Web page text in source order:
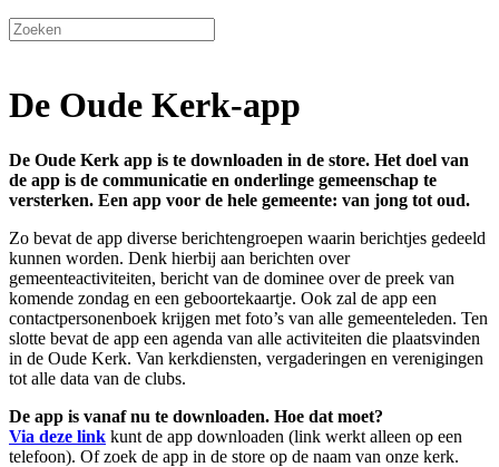
De Oude Kerk-app
De Oude Kerk app is te downloaden in de store. Het doel van
de app is de communicatie en onderlinge gemeenschap te
versterken. Een app voor de hele gemeente: van jong tot oud.
Zo bevat de app diverse berichtengroepen waarin berichtjes gedeeld
kunnen worden. Denk hierbij aan berichten over
gemeenteactiviteiten, bericht van de dominee over de preek van
komende zondag en een geboortekaartje. Ook zal de app een
contactpersonenboek krijgen met foto’s van alle gemeenteleden. Ten
slotte bevat de app een agenda van alle activiteiten die plaatsvinden
in de Oude Kerk. Van kerkdiensten, vergaderingen en verenigingen
tot alle data van de clubs.
De app is vanaf nu te downloaden. Hoe dat moet?
Via deze link kunt de app downloaden (link werkt alleen op een
telefoon). Of zoek de app in de store op de naam van onze kerk.